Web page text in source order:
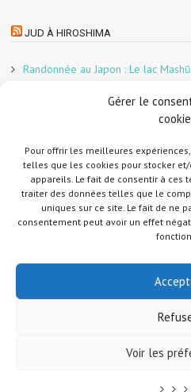
Gérer le
Pour offrir les meilleures
telles que les cookies pour stocker
appareils. Le fait de consentir à ces
traiter des données telles que le
uniques sur ce site. Le fait de ne
consentement peut avoir un effet
Voir les
JUD À HIROSHIMA
Randonnée au Japon : Le lac Mashū
En direct sur Adobe France !
Un café et des cabanes dans la
Slow Tourism à Tomo-no-Ura
Slow tourism à Onomichi
Randonnée au Japon : Le Mont
Randonnée au Japon : Le Mont
contacter et mettre un lien vers mon